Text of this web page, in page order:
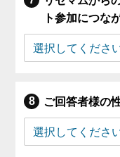
ト参加につな
ご回答者様の